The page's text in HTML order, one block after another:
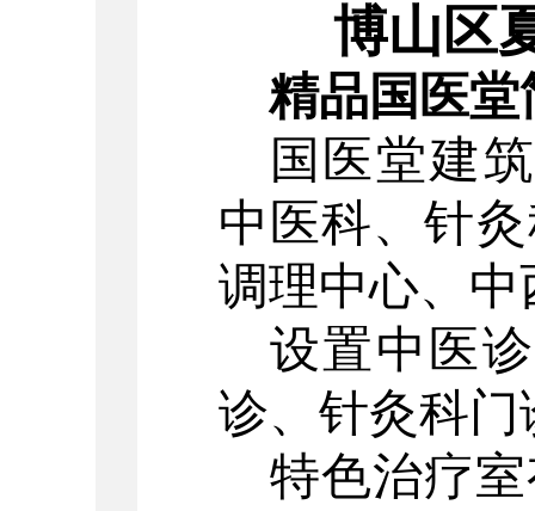
博山区
精品国医堂
国医堂建
中医科、针
调理中心、中
设置中医
诊、针灸科
特色治疗